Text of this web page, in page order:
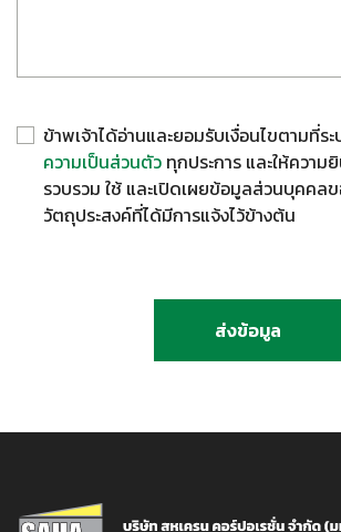
ข้าพเจ้าได้อ่านและยอมรับเงื่อนไขตามที่ระ
ความเป็นส่วนตัว ทุกประการ และให้ความ
รวบรวม ใช้ และเปิดเผยข้อมูลส่วนบุคคล
วัตถุประสงค์ที่ได้มีการแจ้งไว้ข้างต้น
ส่งข้อมูล